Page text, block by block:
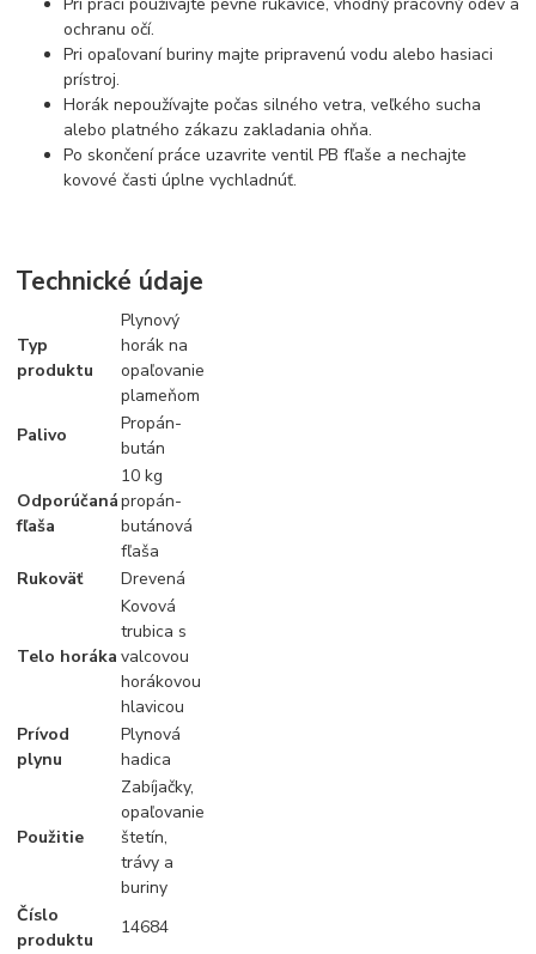
ochranu očí.
Pri opaľovaní buriny majte pripravenú vodu alebo hasiaci
prístroj.
Horák nepoužívajte počas silného vetra, veľkého sucha
alebo platného zákazu zakladania ohňa.
Po skončení práce uzavrite ventil PB fľaše a nechajte
kovové časti úplne vychladnúť.
Technické údaje
Typ
produktu
Plynový
horák na
opaľovanie
plameňom
Palivo
Propán-
bután
Odporúčaná
fľaša
10 kg
propán-
butánová
fľaša
Rukoväť
Drevená
Telo horáka
Kovová
trubica s
valcovou
horákovou
hlavicou
Prívod
plynu
Plynová
hadica
Použitie
Zabíjačky,
opaľovanie
štetín,
trávy a
buriny
Číslo
produktu
14684